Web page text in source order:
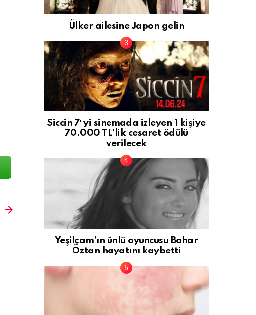
Ülker ailesine Japon gelin
Siccin 7′ yi sinemada izleyen 1 kişiye
70.000 TL’lik cesaret ödülü
verilecek
Yeşilçam’ın ünlü oyuncusu Bahar
Öztan hayatını kaybetti